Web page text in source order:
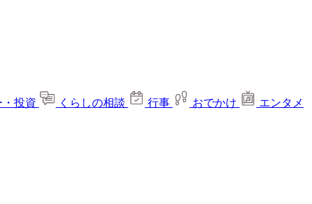
投資 くらしの相談 行事 おでかけ エンタメ